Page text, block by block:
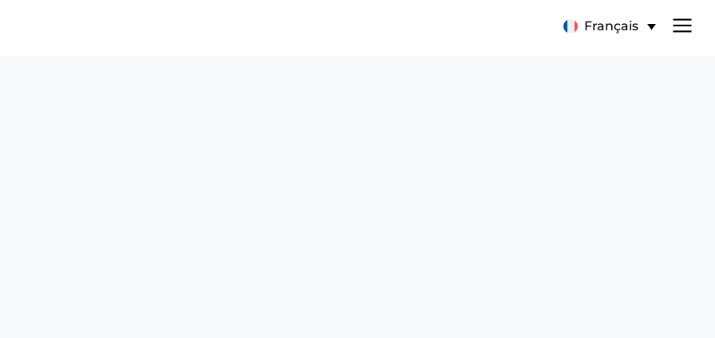
Français